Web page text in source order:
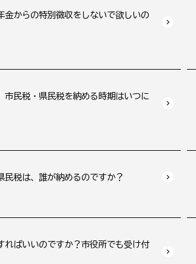
金からの特別徴収をしないで欲しいの
市民税・県民税を納める時期はいつに
民税は、誰が納めるのですか？
ればいいのですか？市役所でも受け付